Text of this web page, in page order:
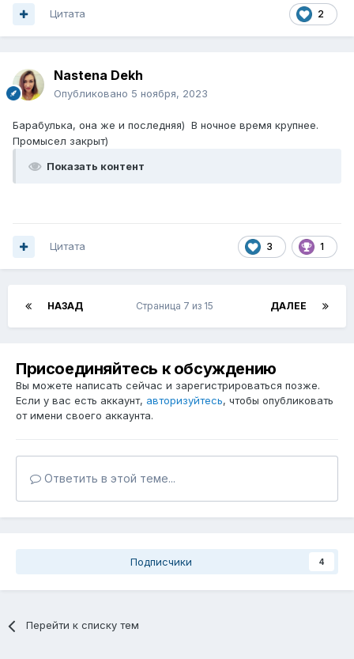
2
Цитата
Nastena Dekh
Опубликовано 5 ноября, 2023
Барабулька, она же и последняя) В ночное время крупнее.
Промысел закрыт)
Показать контент
3 1
Цитата
НАЗАД ДАЛЕЕ
Страница 7 из 15
Присоединяйтесь к обсуждению
Вы можете написать сейчас и зарегистрироваться позже.
Если у вас есть аккаунт, авторизуйтесь, чтобы опубликовать
от имени своего аккаунта.
Ответить в этой теме...
Подписчики 4
Перейти к списку тем